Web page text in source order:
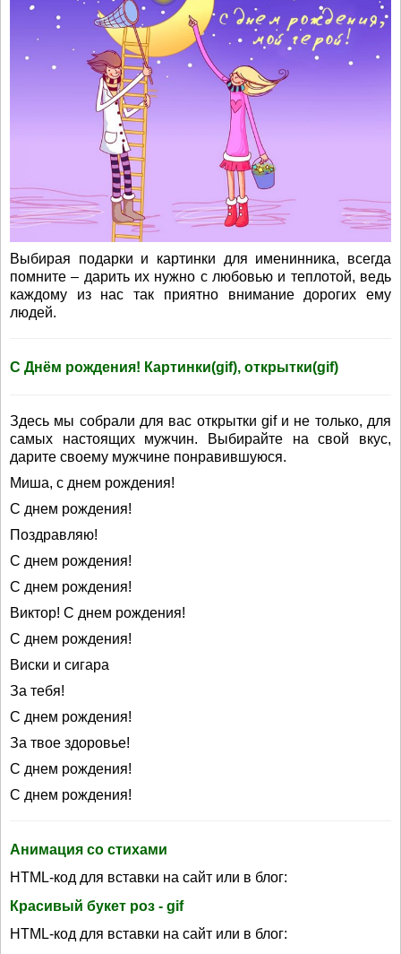
Выбирая подарки и картинки для именинника, всегда
помните – дарить их нужно с любовью и теплотой, ведь
каждому из нас так приятно внимание дорогих ему
людей.
С Днём рождения! Картинки(gif), открытки(gif)
Здесь мы собрали для вас открытки gif и не только, для
самых настоящих мужчин. Выбирайте на свой вкус,
дарите своему мужчине понравившуюся.
Миша, с днем рождения!
С днем рождения!
Поздравляю!
С днем рождения!
С днем рождения!
Виктор! С днем рождения!
С днем рождения!
Виски и сигара
За тебя!
С днем рождения!
За твое здоровье!
С днем рождения!
С днем рождения!
Анимация со стихами
HTML-код для вставки на сайт или в блог:
Красивый букет роз - gif
HTML-код для вставки на сайт или в блог: